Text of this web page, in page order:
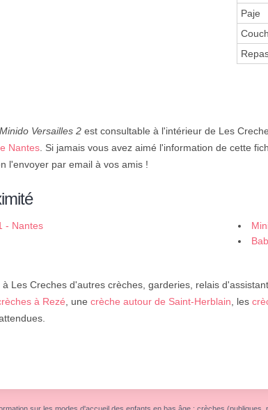
Paje
Minido Versailles 2 est consultable à l'intérieur de Les
Nantes. Si jamais vous avez aimé l'information de cette
l'envoyer par email à vos amis !
- Nantes
Les Creches d'autres crèches, garderies, relais
à Rezé, une crèche autour de Saint-Herblain, les